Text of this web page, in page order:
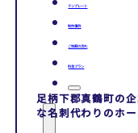
テンプレート
制作事例
ご依頼の流れ
料金プラン
足柄下郡真鶴町の
な名刺代わりのホ